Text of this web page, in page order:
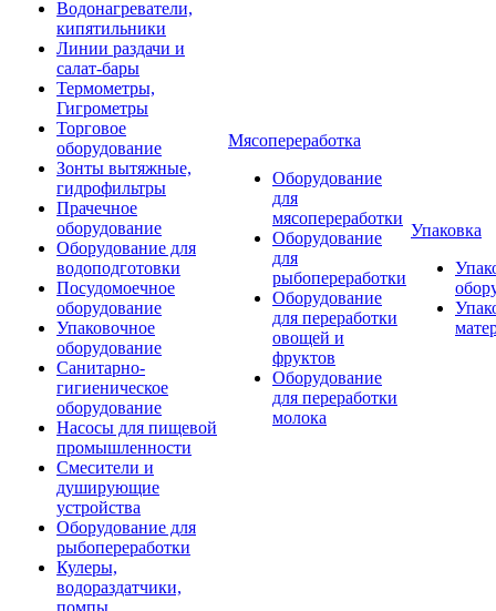
Водонагреватели,
кипятильники
Линии раздачи и
салат-бары
Термометры,
Гигрометры
Торговое
оборудование
Зонты вытяжные,
гидрофильтры
Прачечное
оборудование
Оборудование для
водоподготовки
Посудомоечное
оборудование
Упаковочное
оборудование
Санитарно-
гигиеническое
оборудование
Насосы для пищевой
промышленности
Смесители и
душирующие
устройства
Оборудование для
рыбопереработки
Кулеры,
водораздатчики,
помпы
Мясопереработка
Оборудование
для
мясопереработки
Оборудование
для
рыбопереработки
Оборудование
для переработки
овощей и
фруктов
Оборудование
для переработки
молока
Упаковка